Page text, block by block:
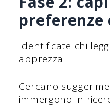
preferenze
Identificate chi
apprezza.
Cercano
immergono in